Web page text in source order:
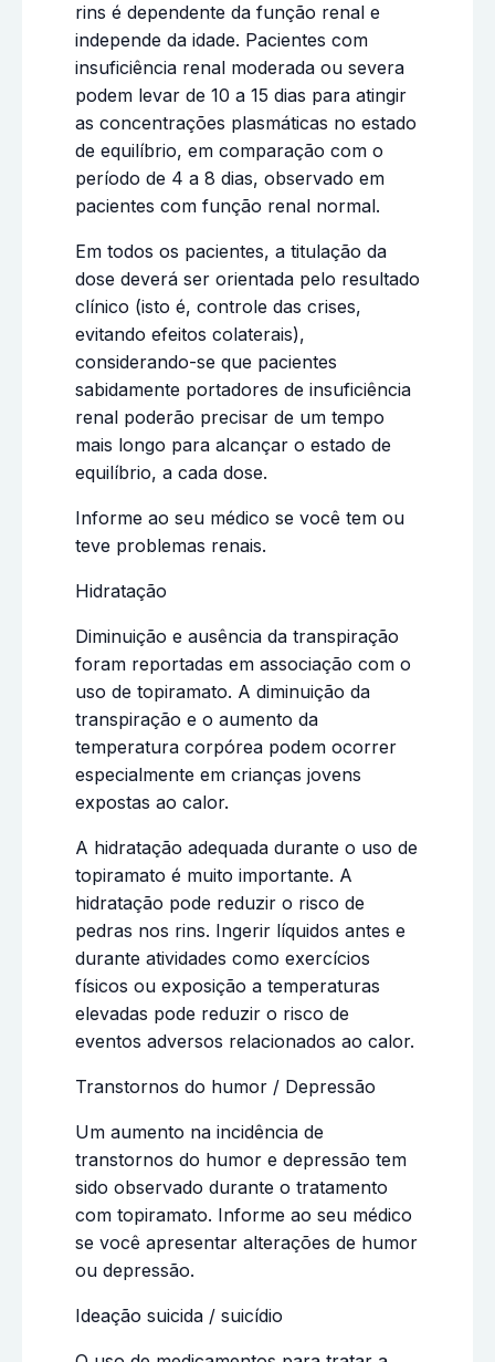
rins é dependente da função renal e
independe da idade. Pacientes com
insuficiência renal moderada ou severa
podem levar de 10 a 15 dias para atingir
as concentrações plasmáticas no estado
de equilíbrio, em comparação com o
período de 4 a 8 dias, observado em
pacientes com função renal normal.
Em todos os pacientes, a titulação da
dose deverá ser orientada pelo resultado
clínico (isto é, controle das crises,
evitando efeitos colaterais),
considerando-se que pacientes
sabidamente portadores de insuficiência
renal poderão precisar de um tempo
mais longo para alcançar o estado de
equilíbrio, a cada dose.
Informe ao seu médico se você tem ou
teve problemas renais.
Hidratação
Diminuição e ausência da transpiração
foram reportadas em associação com o
uso de topiramato. A diminuição da
transpiração e o aumento da
temperatura corpórea podem ocorrer
especialmente em crianças jovens
expostas ao calor.
A hidratação adequada durante o uso de
topiramato é muito importante. A
hidratação pode reduzir o risco de
pedras nos rins. Ingerir líquidos antes e
durante atividades como exercícios
físicos ou exposição a temperaturas
elevadas pode reduzir o risco de
eventos adversos relacionados ao calor.
Transtornos do humor / Depressão
Um aumento na incidência de
transtornos do humor e depressão tem
sido observado durante o tratamento
com topiramato. Informe ao seu médico
se você apresentar alterações de humor
ou depressão.
Ideação suicida / suicídio